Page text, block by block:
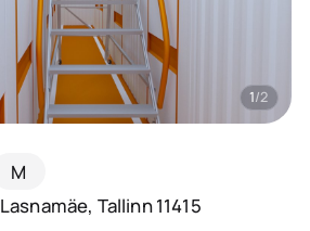
M
Tallinn 11415
1/2